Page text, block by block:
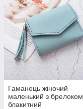
Гаманець жіночий
маленький з брелоком
блакитний